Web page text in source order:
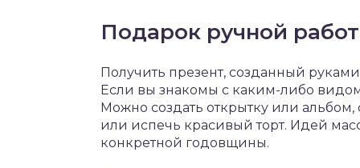
Подарок ручной
Получить презент, созданный
Если вы знакомы с каким-либо
Можно создать открытку или
или испечь красивый торт. Идей
конкретной годовщины.